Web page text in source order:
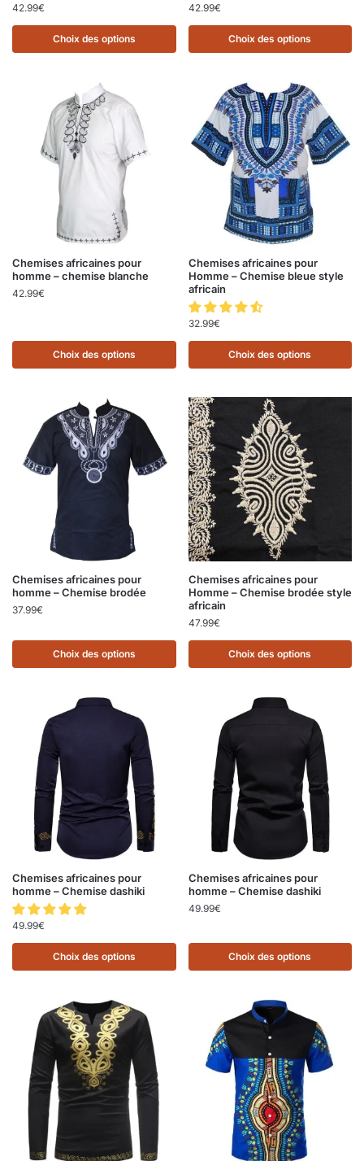
42.99€
Choix des options
42.99€
Choix des options
Chemises africaines pour
homme – chemise blanche
42.99€
Choix des options
Chemises africaines pour
Homme – Chemise bleue style
africain
32.99€
Choix des options
Chemises africaines pour
homme – Chemise brodée
37.99€
Choix des options
Chemises africaines pour
Homme – Chemise brodée style
africain
47.99€
Choix des options
Chemises africaines pour
homme – Chemise dashiki
49.99€
Choix des options
Chemises africaines pour
homme – Chemise dashiki
49.99€
Choix des options